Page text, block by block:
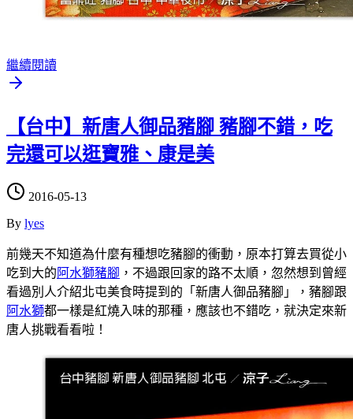
繼續閱讀
【台中】新唐人御品豬腳 豬腳不錯，吃
完還可以逛寶雅、康是美
2016-05-13
By lyes
前幾天不知道為什麼有種想吃豬腳的衝動，原本打算去買從小
吃到大的 阿水獅豬腳 ，不過跟回家的路不太順，忽然想到曾經
看過別人介紹北屯美食時提到的「新唐人御品豬腳」，豬腳跟
阿水獅都一樣是紅燒入味的那種，應該也不錯吃，就決定來新
唐人挑戰看看啦！